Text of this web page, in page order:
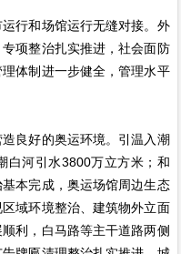
行和场馆运行无缝对接。外
项整治扎实推进，社会面防
体制进一步健全，管理水平
良好的奥运环境。引温入潮
白河引水3800万立方米；和
本完成，奥运场馆周边生态
域环境整治、建筑物外立面
利，白马路等主干道路两侧